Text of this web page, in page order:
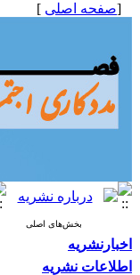
[صفحه اصلی ]
بخش‌های اصلی
اخبارنشریه
اطلاعات نشریه